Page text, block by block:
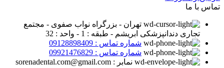
تماس با ما
تهران - بزرگراه نواب صفوی - مجتمع
تجاری دندانپزشکی ابریشم - طبقه : 1 - واحد : 32
شماره تماس : 09128898409
شماره تماس : 09921476829
نمابر : sorenadental.com@gmail.com